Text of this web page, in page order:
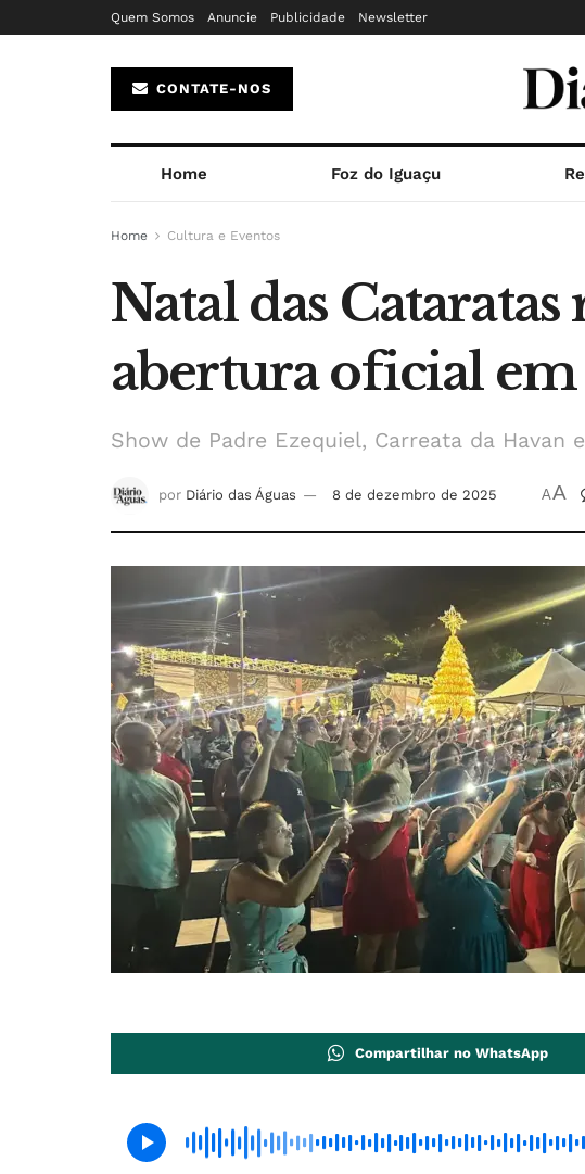
Quem Somos Anuncie Publicidade Newsletter
CONTATE-NOS
Home Foz do Iguaçu
Home Cultura e Eventos
Natal das
abertura oficial
Show de Padre Ezequiel, Carreata da
por Diário das Águas 8 de dezembro de 2025 AA
Compartilhar no WhatsApp